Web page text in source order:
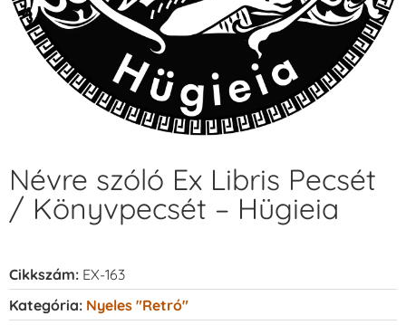
Névre szóló Ex Libris Pecsét
/ Könyvpecsét – Hügieia
Cikkszám: EX-163
Kategória: Nyeles "retró"